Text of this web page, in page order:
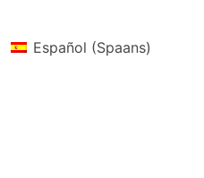
Español (Spaans)